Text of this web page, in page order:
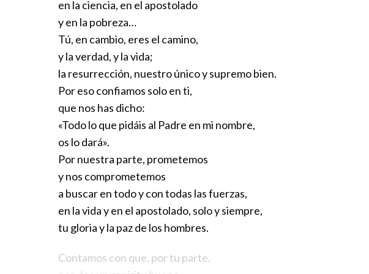
en la ciencia, en el apostolado
y en la pobreza…
Tú, en cambio, eres el camino,
y la verdad, y la vida;
la resurrección, nuestro único y supremo bien.
Por eso confiamos solo en ti,
que nos has dicho:
«Todo lo que pidáis al Padre en mi nombre,
os lo dará».
Por nuestra parte, prometemos
y nos comprometemos
a buscar en todo y con todas las fuerzas,
en la vida y en el apostolado, solo y siempre,
tu gloria y la paz de los hombres.
Contamos con que, por tu parte,